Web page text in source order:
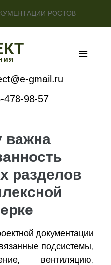
РОСТОВ
gmail.ru
478-98-57
важна
разделов
документации
подсистемы,
вентиляцию,